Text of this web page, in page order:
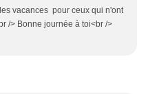
vacances pour ceux qui n'ont
/> Bonne journée à toi<br />